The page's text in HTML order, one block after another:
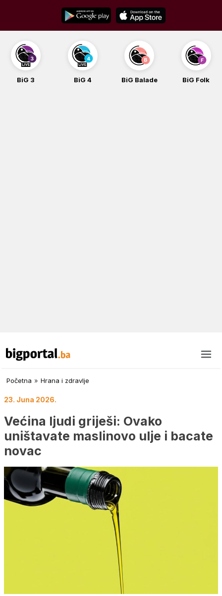
content
BiG 3 BiG 4 BiG Balade BiG Folk
Početna » Hrana i zdravlje
23. Juna 2026.
Većina ljudi griješi: Ovako
uništavate maslinovo ulje i bacate
novac